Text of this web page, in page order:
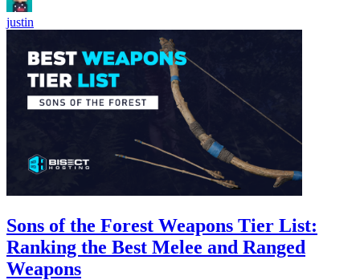
justin
Sons of the Forest Weapons Tier List:
Ranking the Best Melee and Ranged
Weapons